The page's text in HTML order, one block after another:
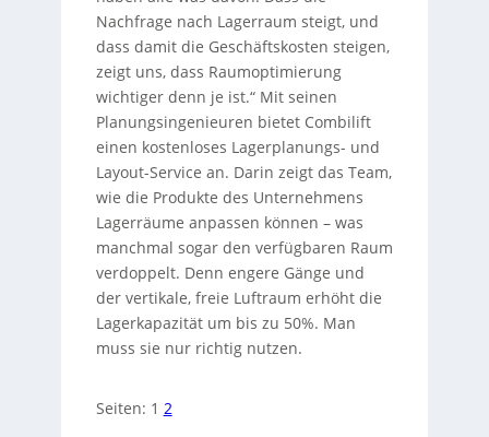
Nachfrage nach Lagerraum steigt, und
dass damit die Geschäftskosten steigen,
zeigt uns, dass Raumoptimierung
wichtiger denn je ist.“ Mit seinen
Planungsingenieuren bietet Combilift
einen kostenloses Lagerplanungs- und
Layout-Service an. Darin zeigt das Team,
wie die Produkte des Unternehmens
Lagerräume anpassen können – was
manchmal sogar den verfügbaren Raum
verdoppelt. Denn engere Gänge und
der vertikale, freie Luftraum erhöht die
Lagerkapazität um bis zu 50%. Man
muss sie nur richtig nutzen.
Seiten: 1 2